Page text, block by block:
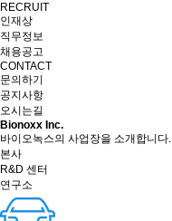
RECRUIT
인재상
직무정보
채용공고
CONTACT
문의하기
공지사항
오시는길
Bionoxx Inc.
바이오녹스의 사업장을 소개합니다.
본사
R&D 센터
연구소